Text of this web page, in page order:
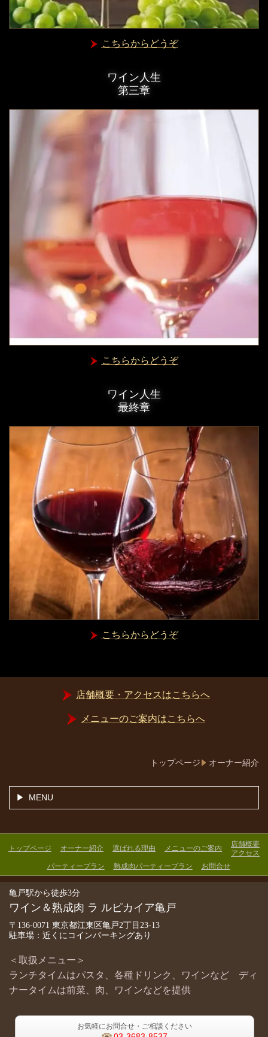
こちらからどうぞ
ワイン人生
第三章
こちらからどうぞ
ワイン人生
最終章
こちらからどうぞ
店舗概要・アクセスはこちらへ
メニューのご案内はこちらへ
トップページ オーナー紹介
MENU
トップページ オーナー紹介 選ばれる理由 メニューのご案内
店舗概要
アクセス
パーティープラン
熟成肉パーティープラン お問合せ
亀戸駅から徒歩3分
ワイン＆熟成肉 ラ ルピカイア亀戸
〒136-0071 東京都江東区亀戸2丁目23-13
駐車場：近くにコインパーキングあり
＜取扱メニュー＞
ランチタイムはパスタ、各種ドリンク、ワインなど ディ
ナータイムは前菜、肉、ワインなどを提供
お気軽にお問合せ・ご相談ください